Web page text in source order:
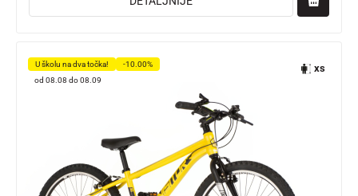
U školu na dva točka!
-10.00%
od 08.08 do 08.09
xs